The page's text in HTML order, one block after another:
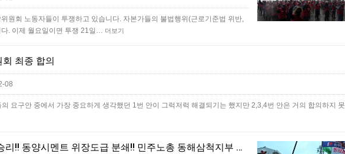
원회 노동자들이 투쟁하고 있습니다. 자본가들의 불법행위(근로기준법 위반,
. 이제 월요일이면 투쟁 21일… 더보기
최종 합의
08
요구안 중에서 가장 중요하게 생각했던 1번 안이 그럭저럭 해결되기는 했지만 2,3,4번 안은 거의 합의하지 못
[4/29] 민주노총 총파업투쟁 승리!! 동양시멘트 위장도급 분쇄!! 민주노총 동해삼척지부 공동행동